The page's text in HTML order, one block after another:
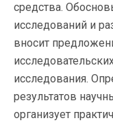
средства.
исследований и
вносит
исследования.
результатов
организует